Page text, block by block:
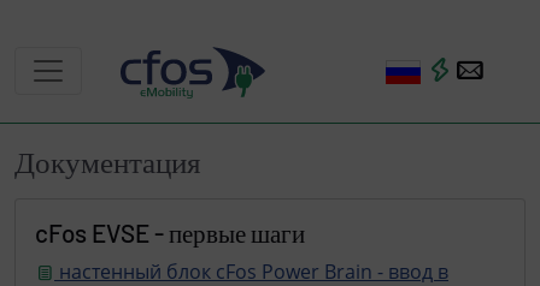
Документация
cFos EVSE - первые шаги
настенный блок cFos Power Brain - ввод в